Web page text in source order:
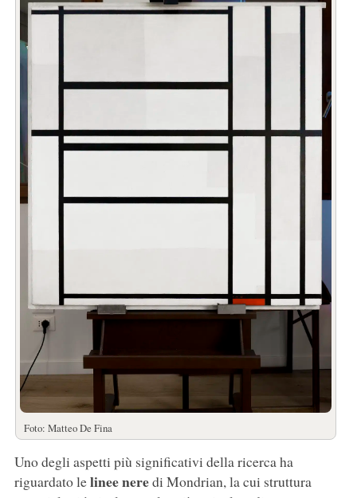
Foto: Matteo De Fina
Uno degli aspetti più significativi della ricerca ha
riguardato lelinee neredi Mondrian, la cui struttura